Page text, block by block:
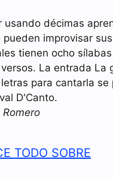
usando décimas
improvisar sus
tienen ocho sílabas
La entrada La
para cantarla se
D'Canto.
TODO SOBRE